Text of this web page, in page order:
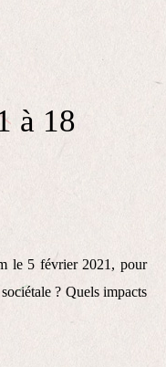
à 18
le 5 février 2021, pour
? Quels impacts